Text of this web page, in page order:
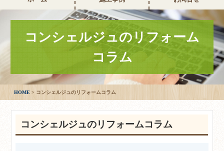
コンシェルジュのリフォーム
コラム
HOME コンシェルジュのリフォームコラム
コンシェルジュのリフォームコラム